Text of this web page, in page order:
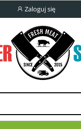
Zaloguj się